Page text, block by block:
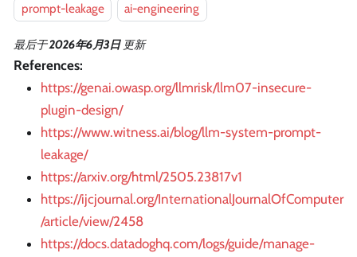
prompt-leakage
ai-engineering
最后于2026年6月3日 更新
References:
https://genai.owasp.org/llmrisk/llm07-insecure-
plugin-design/
https://www.witness.ai/blog/llm-system-prompt-
leakage/
https://arxiv.org/html/2505.23817v1
https://ijcjournal.org/InternationalJournalOfComputer
/article/view/2458
https://docs.datadoghq.com/logs/guide/manage-